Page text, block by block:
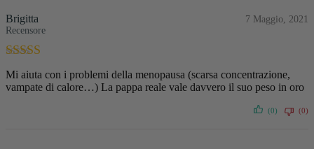
Brigitta
Recensore
7 Maggio, 2021
Valutato
su
5
Mi aiuta con i problemi della menopausa (scarsa concentrazione,
vampate di calore…) La pappa reale vale davvero il suo peso in oro
(0) (0)